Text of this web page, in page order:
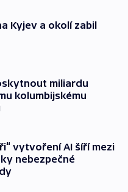
Kyjev a okolí zabil
miliardu
kolumbijskému
vytvoření AI šíří mezi
nebezpečné